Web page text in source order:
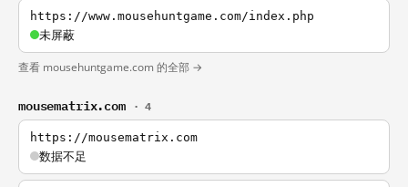
https://www.mousehuntgame.com/index.php
未屏蔽
查看 mousehuntgame.com 的全部 →
mousematrix.com · 4
https://mousematrix.com
数据不足